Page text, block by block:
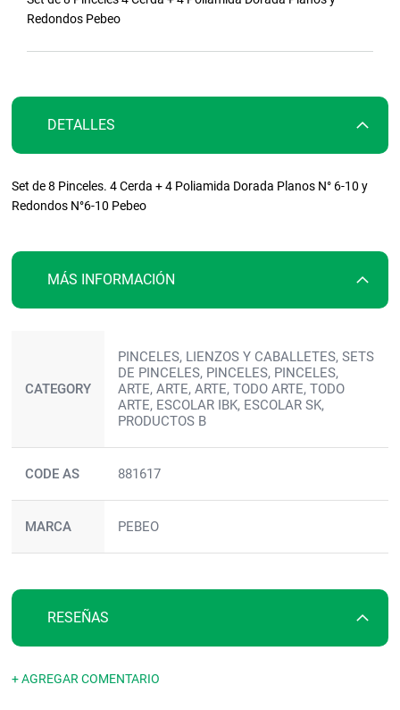
galería
Redondos Pebeo
DETALLES
Set de 8 Pinceles. 4 Cerda + 4 Poliamida Dorada Planos N° 6-10 y
Redondos N°6-10 Pebeo
MÁS INFORMACIÓN
CATEGORY
PINCELES, LIENZOS Y CABALLETES, SETS
DE PINCELES, PINCELES, PINCELES,
ARTE, ARTE, ARTE, TODO ARTE, TODO
ARTE, ESCOLAR IBK, ESCOLAR SK,
PRODUCTOS B
CODE AS 881617
MARCA PEBEO
RESEÑAS
+ AGREGAR COMENTARIO